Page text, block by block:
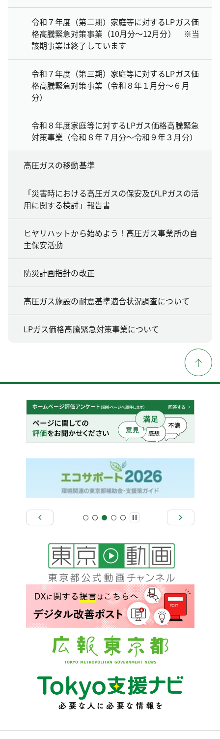
令和７年度（第二期）家庭等に対するLPガス価
格高騰緊急対策事業（10月分～12月分） ※当
該期事業は終了しています
令和７年度（第三期）家庭等に対するLPガス価
格高騰緊急対策事業（令和８年１月分～６月
分）
令和８年度家庭等に対するLPガス価格高騰緊急
対策事業（令和８年７月分～令和９年３月分）
高圧ガスの移動基準
「災害時における高圧ガスの保安及びLPガスの活
用に関する検討」報告書
ヒヤリハットから始めよう！高圧ガス事業所の自
主保安活動
防災計画指針の改正
高圧ガス施設の耐震基準適合状況調査について
LPガス価格高騰緊急対策事業について